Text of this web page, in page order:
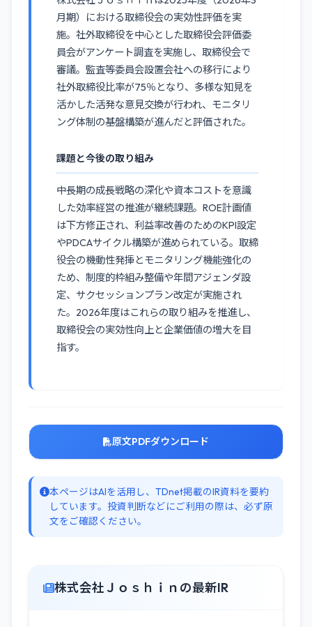
月期）における取締役会の実効性評価を実
施。社外取締役を中心とした取締役会評価委
員会がアンケート調査を実施し、取締役会で
審議。監査等委員会設置会社への移行により
社外取締役比率が75％となり、多様な知見を
活かした活発な意見交換が行われ、モニタリ
ング体制の基盤構築が進んだと評価された。
課題と今後の取り組み
中長期の成長戦略の深化や資本コストを意識
した効率経営の推進が継続課題。ROE計画値
は下方修正され、利益率改善のためのKPI設定
やPDCAサイクル構築が進められている。取締
役会の機動性発揮とモニタリング機能強化の
ため、制度的枠組み整備や年間アジェンダ設
定、サクセッションプラン改定が実施され
た。2026年度はこれらの取り組みを推進し、
取締役会の実効性向上と企業価値の増大を目
指す。
原文PDFダウンロード
本ページはAIを活用し、TDnet掲載のIR資料を要約
しています。投資判断などにご利用の際は、必ず原
文をご確認ください。
株式会社Ｊｏｓｈｉｎの最新IR